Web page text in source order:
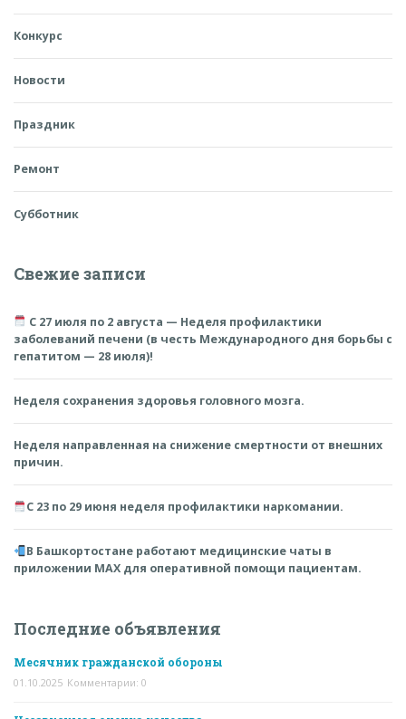
Конкурс
Новости
Праздник
Ремонт
Субботник
Свежие записи
С 27 июля по 2 августа — Неделя профилактики
заболеваний печени (в честь Международного дня борьбы с
гепатитом — 28 июля)!
Неделя сохранения здоровья головного мозга.
Неделя направленная на снижение смертности от внешних
причин.
С 23 по 29 июня неделя профилактики наркомании.
В Башкортостане работают медицинские чаты в
приложении MAX для оперативной помощи пациентам.
Последние объявления
Месячник гражданской обороны
01.10.2025 Комментарии: 0